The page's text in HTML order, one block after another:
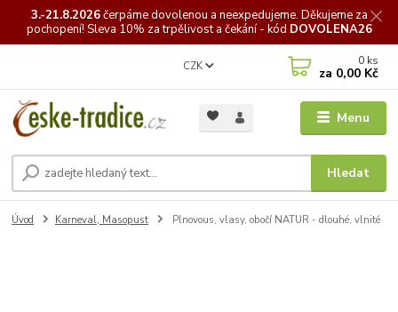
3.-21.8.2026čerpámedovolenou a neexpedujeme. Děkujeme za
pochopení! Sleva 10% za trpělivost a čekání - kód DOVOLENA26
Menu
CZK
Hledat
0 ks
za 0,00 Kč
Úvod Karneval, Masopust Plnovous, vlasy, obočí NATUR - dlouhé, vlnité